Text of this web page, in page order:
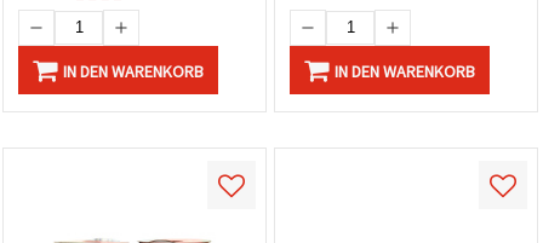
IN DEN WARENKORB IN DEN WARENKORB